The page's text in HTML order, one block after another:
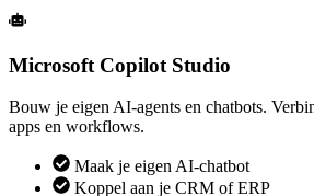
Microsoft Copilot Studio
Bouw je eigen AI-agents en chatbots.
apps en workflows.
Maak je eigen AI-chatbot
Koppel aan je CRM of ERP